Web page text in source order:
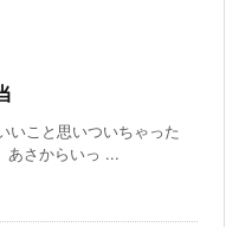
いこと思いついちゃった
あさからいっ ...